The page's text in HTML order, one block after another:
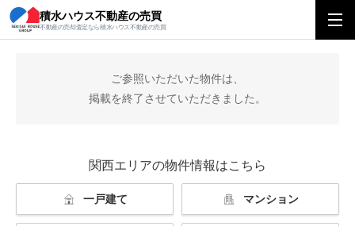
積水ハウス不動産の売買
不動産の売却査定なら積水ハウス不動産の売買
積水ハウス不動産の売買 関西エリアトップ
ご参照いただいた物件は、
掲載を終了させていただきました。
関西エリアの物件情報はこちら
一戸建て マンション